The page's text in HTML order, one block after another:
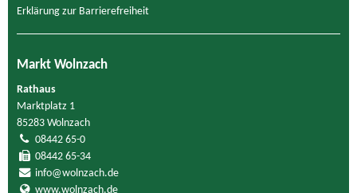
Erklärung zur Barrierefreiheit
Markt Wolnzach
Rathaus
Marktplatz 1
85283 Wolnzach
08442 65-0
08442 65-34
info@wolnzach.de
www.wolnzach.de